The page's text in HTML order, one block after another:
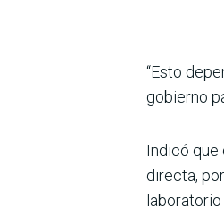
“Esto
gobierno
Indicó que
directa,